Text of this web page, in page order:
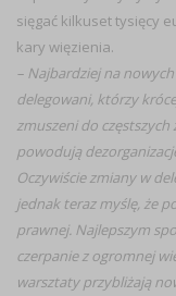
sięgać kilkuset tysięcy
kary więzienia.
– Najbardziej na
delegowani, którzy
zmuszeni do
powodują
Oczywiście zmiany w
jednak teraz myślę, że
prawnej. Najlepszym
czerpanie z ogromnej
warsztaty przybliżają